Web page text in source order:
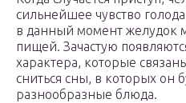
сильнейшее чувство
в данный момент желудок
пищей. Зачастую
характера, которые
сниться сны, в которых он
разнообразные блюда.